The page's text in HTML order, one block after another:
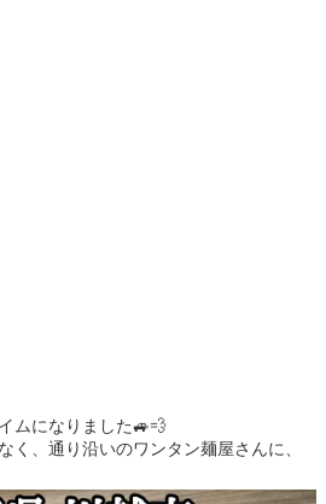
ムになりました🚙💨
く、通り沿いのワンタン麺屋さんに、